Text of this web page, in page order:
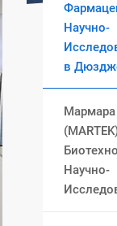
Научно-
в
Мармара
Научно-